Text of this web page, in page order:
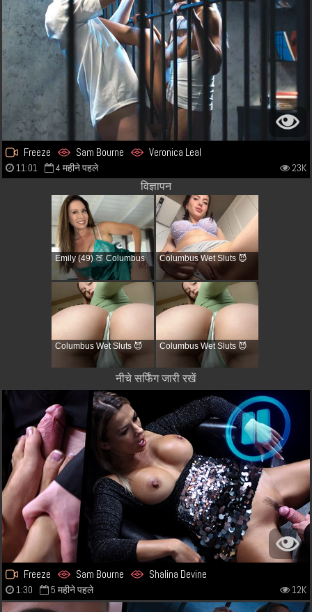
Freeze Sam Bourne Veronica Leal
11:01 4 महीने पहले 23K
विज्ञापन
Emily (49) 🍑 Columbus Columbus Wet Sluts 😈
Columbus Wet Sluts 😈 Columbus Wet Sluts 😈
नीचे सर्फिंग जारी रखें
Freeze Sam Bourne Shalina Devine
1:30 5 महीने पहले 12K